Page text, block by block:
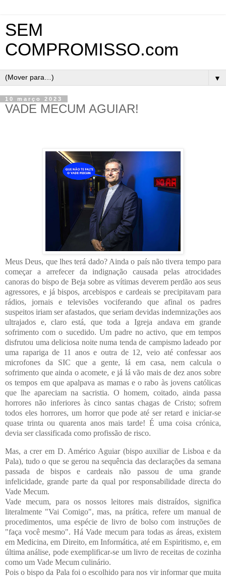
SEM
COMPROMISSO.com
▼
10 março 2023
VADE MECUM AGUIAR!
Meus Deus, que lhes terá dado? Ainda o país não tivera tempo para
começar a arrefecer da indignação causada pelas atrocidades
canoras do bispo de Beja sobre as vítimas deverem perdão aos seus
agressores, e já bispos, arcebispos e cardeais se precipitavam para
rádios, jornais e televisões vociferando que afinal os padres
suspeitos iriam ser afastados, que seriam devidas indemnizações aos
ultrajados e, claro está, que toda a Igreja andava em grande
sofrimento com o sucedido. Um padre no activo, que em tempos
disfrutou uma deliciosa noite numa tenda de campismo ladeado por
uma rapariga de 11 anos e outra de 12, veio até confessar aos
microfones da SIC que a gente, lá em casa, nem calcula o
sofrimento que ainda o acomete, e já lá vão mais de dez anos sobre
os tempos em que apalpava as mamas e o rabo às jovens católicas
que lhe apareciam na sacristia. O homem, coitado, ainda passa
horrores não inferiores às cinco santas chagas de Cristo; sofrem
todos eles horrores, um horror que pode até ser retard e iniciar-se
quase trinta ou quarenta anos mais tarde! É uma coisa crónica,
devia ser classificada como profissão de risco.
Mas, a crer em D. Américo Aguiar (bispo auxiliar de Lisboa e da
Pala), tudo o que se gerou na sequência das declarações da semana
passada de bispos e cardeais não passou de uma grande
infelicidade, grande parte da qual por responsabilidade directa do
Vade Mecum.
Vade mecum, para os nossos leitores mais distraídos, significa
literalmente "Vai Comigo", mas, na prática, refere um manual de
procedimentos, uma espécie de livro de bolso com instruções de
"faça você mesmo". Há Vade mecum para todas as áreas, existem
em Medicina, em Direito, em Informática, até em Espiritismo, e, em
última análise, pode exemplificar-se um livro de receitas de cozinha
como um Vade Mecum culinário.
Pois o bispo da Pala foi o escolhido para nos vir informar que muita